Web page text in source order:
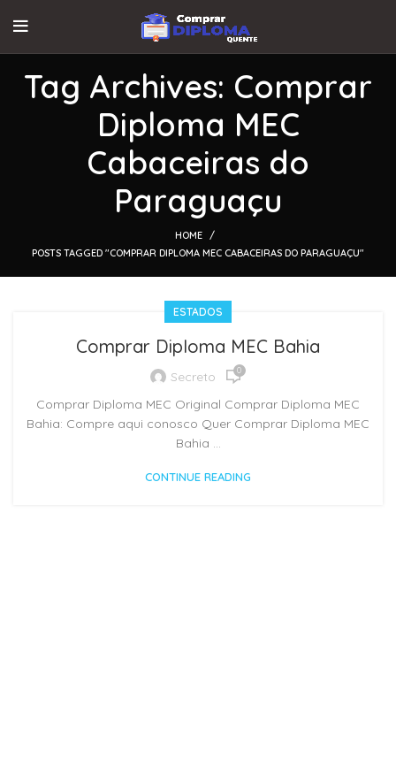
Tag Archives: Comprar
Diploma MEC
Cabaceiras do
Paraguaçu
HOME
POSTS TAGGED "COMPRAR DIPLOMA MEC CABACEIRAS DO PARAGUAÇU"
ESTADOS
Comprar Diploma MEC Bahia
Secreto 0
Comprar Diploma MEC Original Comprar Diploma MEC
Bahia: Compre aqui conosco Quer Comprar Diploma MEC
Bahia ...
CONTINUE READING